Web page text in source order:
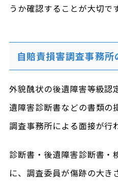
うか確認することが大切です
自賠責損害調査事務所
外貌醜状の後遺障害等級認
遺障害診断書などの書類の
調査事務所による面接が行
診断書・後遺障害診断書・
に、調査委員が傷跡の大き